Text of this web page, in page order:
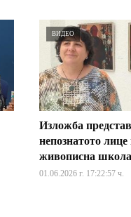
ВИДЕО
Изложба
непознатото лице
живописна школа
01.06.2026 г. 17:22:57 ч.